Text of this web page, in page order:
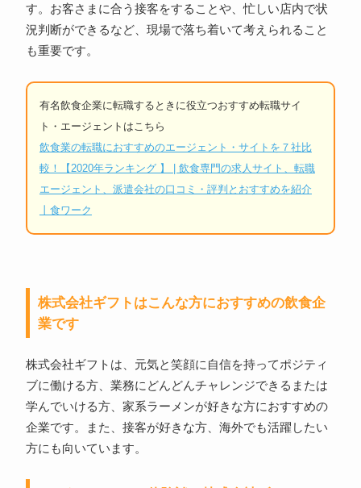
す。お客さまに合う接客をすることや、忙しい店内で状
況判断ができるなど、現場で落ち着いて考えられること
も重要です。
有名飲食企業に転職するときに役立つおすすめ転職サイ
ト・エージェントはこちら
飲食業の転職におすすめのエージェント・サイトを７社比
較！【2020年ランキング 】 | 飲食専門の求人サイト、転職
エージェント、派遣会社の口コミ・評判とおすすめを紹介
丨食ワーク
株式会社ギフトはこんな方におすすめの飲食企
業です
株式会社ギフトは、元気と笑顔に自信を持ってポジティ
ブに働ける方、業務にどんどんチャレンジできるまたは
学んでいける方、家系ラーメンが好きな方におすすめの
企業です。また、接客が好きな方、海外でも活躍したい
方にも向いています。